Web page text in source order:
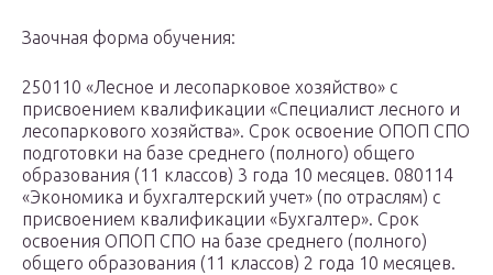
Заочная форма обучения:
250110 «Лесное и лесопарковое хозяйство» с
присвоением квалификации «Специалист лесного и
лесопаркового хозяйства». Срок освоение ОПОП СПО
подготовки на базе среднего (полного) общего
образования (11 классов) 3 года 10 месяцев. 080114
«Экономика и бухгалтерский учет» (по отраслям) с
присвоением квалификации «Бухгалтер». Срок
освоения ОПОП СПО на базе среднего (полного)
общего образования (11 классов) 2 года 10 месяцев.